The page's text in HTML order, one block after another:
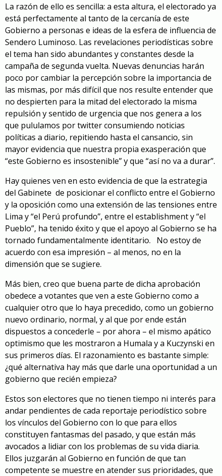
La razón de ello es sencilla: a esta altura, el electorado ya
está perfectamente al tanto de la cercanía de este
Gobierno a personas e ideas de la esfera de influencia de
Sendero Luminoso. Las revelaciones periodísticas sobre
el tema han sido abundantes y constantes desde la
campaña de segunda vuelta. Nuevas denuncias harán
poco por cambiar la percepción sobre la importancia de
las mismas, por más difícil que nos resulte entender que
no despierten para la mitad del electorado la misma
repulsión y sentido de urgencia que nos genera a los
que pululamos por twitter consumiendo noticias
políticas a diario, repitiendo hasta el cansancio, sin
mayor evidencia que nuestra propia exasperación que
“este Gobierno es insostenible” y que “así no va a durar”.
Hay quienes ven en esto evidencia de que la estrategia
del Gabinete de posicionar el conflicto entre el Gobierno
y la oposición como una extensión de las tensiones entre
Lima y “el Perú profundo”, entre el establishment y “el
Pueblo”, ha tenido éxito y que el apoyo al Gobierno se ha
tornado fundamentalmente identitario. No estoy de
acuerdo con esa impresión – al menos, no en la
dimensión que se sugiere.
Más bien, creo que buena parte de dicha aprobación
obedece a votantes que ven a este Gobierno como a
cualquier otro que lo haya precedido, como un gobierno
nuevo ordinario, normal, y al que por ende están
dispuestos a concederle – por ahora – el mismo apático
optimismo que les mostraron a Humala y a Kuczynski en
sus primeros días. El razonamiento es bastante simple:
¿qué alternativa hay más que darle una oportunidad a un
gobierno que recién empieza?
Estos son electores que no tienen tiempo ni interés para
andar pendientes de cada reportaje periodístico sobre
los vínculos del Gobierno con lo que para ellos
constituyen fantasmas del pasado, y que están más
avocados a lidiar con los problemas de su vida diaria.
Ellos juzgarán al Gobierno en función de que tan
competente se muestre en atender sus prioridades, que